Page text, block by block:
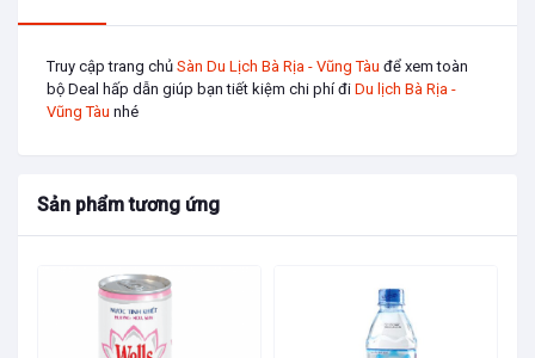
Vệ sinh: Quần Áo Thể Thao Nam
Không sử dụng chất tẩy rửa làm mềm
Không phơi trực tiếp dưới ánh nắng mặt trời
Nên lộn trái quần áo trước khi giặt
Truy cập trang chủ Sàn Du Lịch Bà Rịa - Vũng Tàu để xem toàn
bộ Deal hấp dẫn giúp bạn tiết kiệm chi phí đi Du lịch Bà Rịa -
Vũng Tàu nhé
Sản phẩm tương ứng